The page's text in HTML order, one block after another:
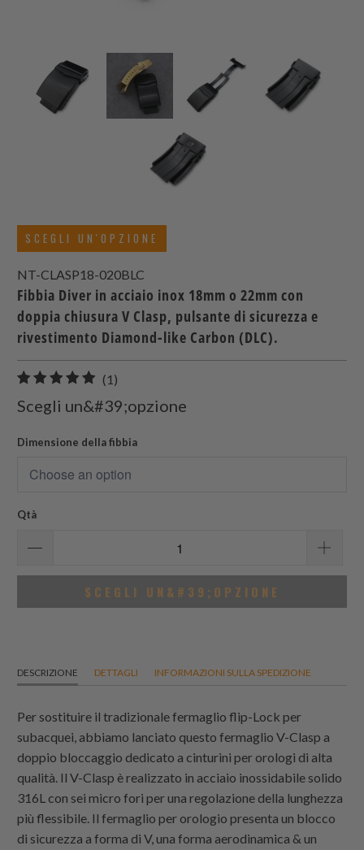
SCEGLI UN'OPZIONE
NT-CLASP18-020BLC
Fibbia Diver in acciaio inox 18mm o 22mm con
doppia chiusura V Clasp, pulsante di sicurezza e
rivestimento Diamond-like Carbon (DLC).
(1)
recensioni
totali
Scegli un&#39;opzione
Dimensione della fibbia
Qtà
SCEGLI UN&#39;OPZIONE
DESCRIZIONE DETTAGLI INFORMAZIONI SULLA SPEDIZIONE
Per sostituire il tradizionale fermaglio flip-Lock per
subacquei, abbiamo lanciato questo fermaglio V-Clasp a
doppio bloccaggio dedicato a cinturini per orologi di alta
qualità. Il V-Clasp è realizzato in acciaio inossidabile solido
316L con sei micro fori per una regolazione della lunghezza
più flessibile. Il fermaglio per orologio presenta un blocco
di sicurezza a forma di V, una forma aerodinamica & un